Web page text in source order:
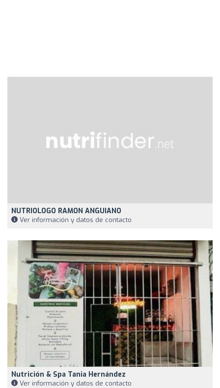
NUTRIOLOGO RAMON ANGUIANO
Ver información y datos de contacto
Nutrición & Spa Tania Hernández
Ver información y datos de contacto